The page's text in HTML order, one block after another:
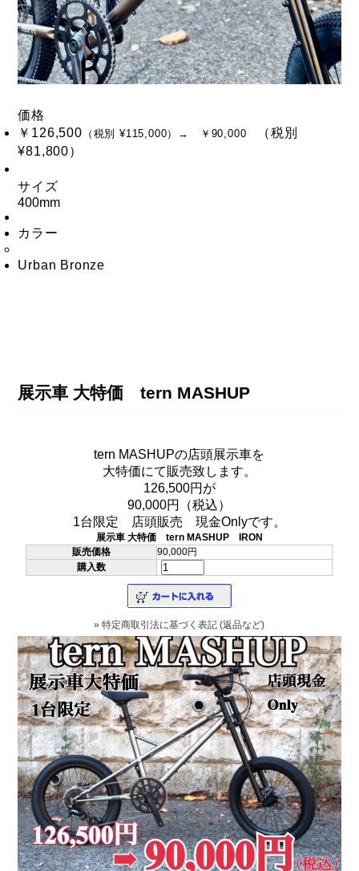
価格
￥126,500 （税別 ¥115,000）→ ￥90,000
（税別
¥81,800）
サイズ
400mm
カラー
Urban Bronze
展示車 大特価 tern MASHUP
tern MASHUPの店頭展示車を
大特価にて販売致します。
126,500円が
90,000円（税込）
1台限定 店頭販売 現金Onlyです。
展示車 大特価 tern MASHUP IRON
販売価格
90,000円
購入数
» 特定商取引法に基づく表記 (返品など)